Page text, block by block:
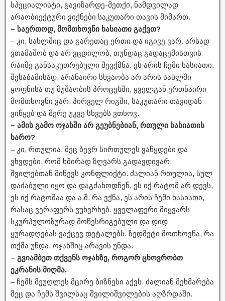
სპეციალისტი, გავიზარდე-მეთქი, ნამდვილად
არაობიექტური ვიქნები საკუთარი თავის მიმართ.
– საერთოდ, მომთხოვნი ხასიათი გაქვთ?
– კი, სახლშიც და გარეთაც ერთი და იგივე ვარ. არსად
ვთამაშობ და არ ვცდილობ, თუნდაც გადაცემისთვის
რაიმე განსაკუთრებული შევქმნა. ეს არის ჩემი ხასიათი.
შესაბამისად, არანაირი სხვაობა არ არის სახლში
ყოფნისა თუ მუშაობის პროცესში, ყველგან ერთნაირი
მომთხოვნი ვარ. პირველ რიგში, საკუთარი თავიდან
ვიწყებ და მერე უკვე სხვებს ვთხოვ.
– ამის გამო ოჯახში არ გეუბნებიან, რთული ხასიათის
ხარო?
– კი, რთულია. მეც ბევრ სირთულეს ვაწყდები და
ვხვდები, რომ ხშირად ზღვარს გადავდივარ.
შვილებთან მიწევს კონფლიქტი. ძალიან რთულია, სულ
დაძაბული იყო და დაგძახოდნენ, ეს იქ რატომ არ დევს,
ეს იქ რატომაა და ა.შ. რა ვქნა, ეს არის ჩემი ხასიათი,
რასაც ვერაფერს ვუხერხებ. ყველაფერი მიყვარს
სკურპულოზურად მოწესრიგებული და დიდ
ყურადღებას ვაქცევ დეტალებს. ზედმეტი მოთხოვნა, რა
თქმა უნდა, ოჯახშიც არავის უნდა.
– გვიამბეთ თქვენს ოჯახზე, როგორ ცხოვრობთ
ეკრანის მიღმა.
– ჩემს მეუღლეს მცირე ბიზნესი აქვს. ძალიან მეხმარება
მეც და ჩემს შვილსაც შვილიშვილების აღზრდაში.